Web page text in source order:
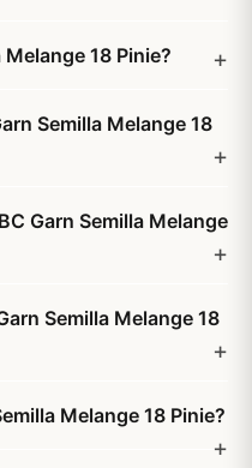
18 Pinie?
Semilla Melange 18
Garn Semilla Melange
Semilla Melange 18
Melange 18 Pinie?